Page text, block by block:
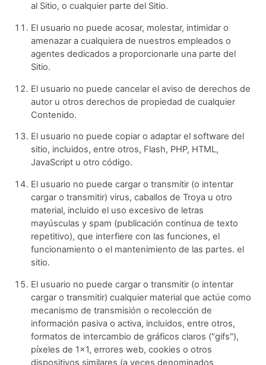
al Sitio, o cualquier parte del Sitio.
El usuario no puede acosar, molestar, intimidar o
amenazar a cualquiera de nuestros empleados o
agentes dedicados a proporcionarle una parte del
Sitio.
El usuario no puede cancelar el aviso de derechos de
autor u otros derechos de propiedad de cualquier
Contenido.
El usuario no puede copiar o adaptar el software del
sitio, incluidos, entre otros, Flash, PHP, HTML,
JavaScript u otro código.
El usuario no puede cargar o transmitir (o intentar
cargar o transmitir) virus, caballos de Troya u otro
material, incluido el uso excesivo de letras
mayúsculas y spam (publicación continua de texto
repetitivo), que interfiere con las funciones, el
funcionamiento o el mantenimiento de las partes. el
sitio.
El usuario no puede cargar o transmitir (o intentar
cargar o transmitir) cualquier material que actúe como
mecanismo de transmisión o recolección de
información pasiva o activa, incluidos, entre otros,
formatos de intercambio de gráficos claros ("gifs"),
píxeles de 1x1, errores web, cookies o otros
dispositivos similares (a veces denominados